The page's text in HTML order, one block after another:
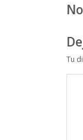
Tu